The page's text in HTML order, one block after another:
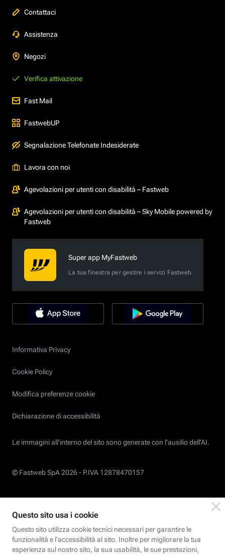
Contattaci
Assistenza
Negozi
Verifica attivazione
Fast Mail
FastwebUP
Segnalazione Telefonate Indesiderate
Lavora con noi
Agevolazioni per utenti con disabilità – Fastweb
Agevolazioni per utenti con disabilità – Sky Mobile powered by
Fastweb
Super app MyFastweb
La tua finestra per gestire i servizi Fastweb
Informativa Privacy
Cookie Policy
Modifica preferenze cookie
Dichiarazione di accessibilità
Le immagini all’interno del sito sono generate con l'ausilio dell'AI.
© Fastweb SpA 2026 - P.IVA 12878470157